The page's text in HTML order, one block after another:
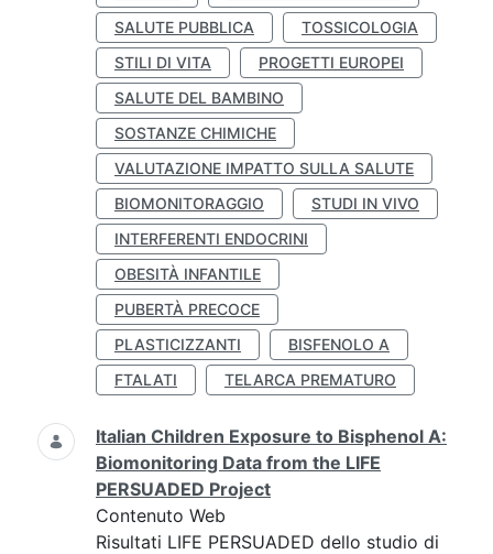
SALUTE PUBBLICA
TOSSICOLOGIA
STILI DI VITA
PROGETTI EUROPEI
SALUTE DEL BAMBINO
SOSTANZE CHIMICHE
VALUTAZIONE IMPATTO SULLA SALUTE
BIOMONITORAGGIO
STUDI IN VIVO
INTERFERENTI ENDOCRINI
OBESITÀ INFANTILE
PUBERTÀ PRECOCE
PLASTICIZZANTI
BISFENOLO A
FTALATI
TELARCA PREMATURO
Italian Children Exposure to Bisphenol A:
Biomonitoring Data from the LIFE
PERSUADED Project
Contenuto Web
Risultati LIFE PERSUADED dello studio di